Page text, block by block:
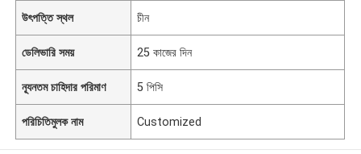
উৎপত্তি স্থল চীন
ডেলিভারি সময় 25 কাজের দিন
ন্যূনতম চাহিদার পরিমাণ 5 পিসি
পরিচিতিমুলক নাম Customized